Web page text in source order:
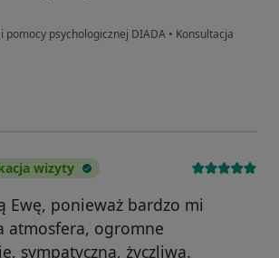
pomocy psychologicznej DIADA • Konsultacja
wizyty
Ewę, ponieważ bardzo mi
atmosfera, ogromne
sympatyczna, życzliwa.